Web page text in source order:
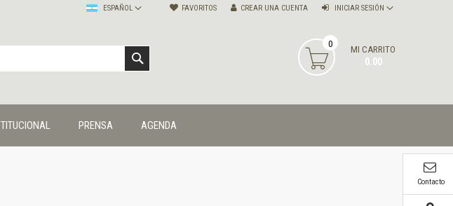
FAVORITOS INICIAR SESIÓN
CREAR UNA CUENTA
ESPAÑOL
MI CARRITO
0.00
0
PRENSA AGENDA
Contacto